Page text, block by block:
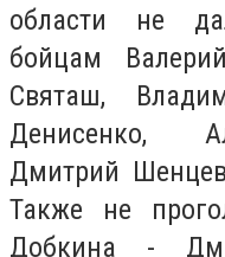
области не
бойцам
Святаш,
Денисенко,
Дмитрий
Также не
Добкина -